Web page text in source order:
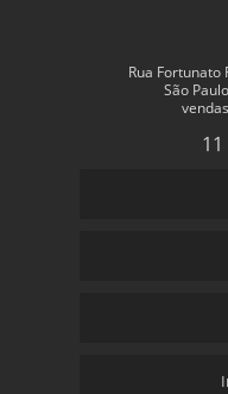
Rua Fortunato
São
11